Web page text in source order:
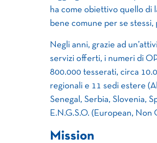
ha come obiettivo quello di
bene comune per se
Negli anni, grazie ad
servizi offerti, i numeri di
800.000 tesserati, circa
regionali e 11 sedi estere
Senegal, Serbia, Slovenia,
E.N.G.S.O. (European,
Mission